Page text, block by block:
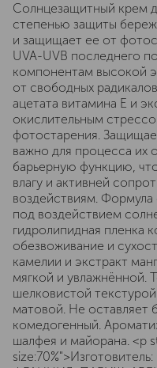
Солнцезащитный крем
степенью защиты
и защищает ее от
UVA-UVB последнего
компонентам высокой
от свободных
ацетата витамина E и
окислительным
фотостарения.
важно для процесса их
барьерную функцию,
влагу и активней
воздействиям.
под воздействием
гидролипидная пленка
обезвоживание и
камелии и экстракт
мягкой и увлажнённой.
шелковистой
матовой. Не оставляет
комедогенный.
шалфея и майорана. <p
size:70%">Изготовитель: